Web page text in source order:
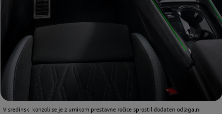
V sredinski konzoli se je z umikom prestavne ročice sprostil dodaten odlagalni